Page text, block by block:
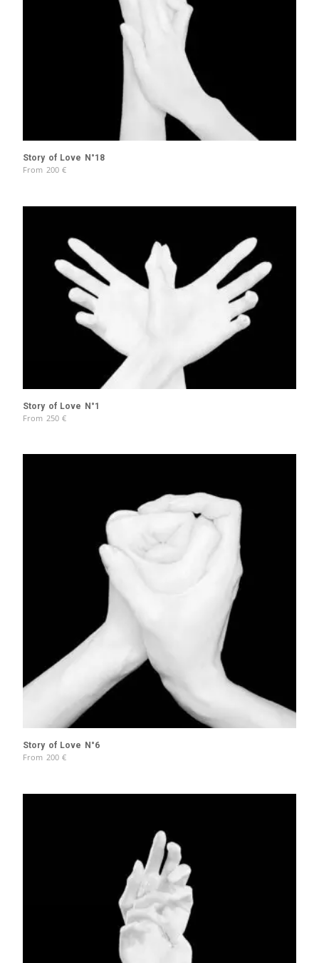
Story of Love N°18
From 200 €
Story of Love N°1
From 250 €
Story of Love N°6
From 200 €